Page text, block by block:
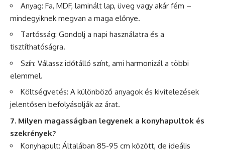
Anyag: Fa, MDF, laminált lap, üveg vagy akár fém –
mindegyiknek megvan a maga előnye.
Tartósság: Gondolj a napi használatra és a
tisztíthatóságra.
Szín: Válassz időtálló színt, ami harmonizál a többi
elemmel.
Költségvetés: A különböző anyagok és kivitelezések
jelentősen befolyásolják az árat.
7. Milyen magasságban legyenek a konyhapultok és
szekrények?
Konyhapult: Általában 85-95 cm között, de ideális